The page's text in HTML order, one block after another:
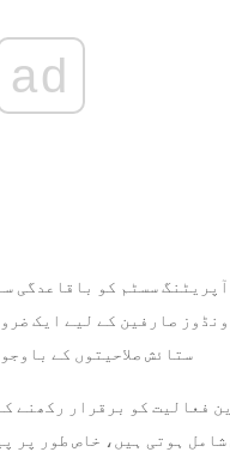
ad
سسٹم کو باقاعدگی
صارفین کے لیے ایک
ستائش صلاحیتوں کے
فعالیت کو برقرار رکھنے
ہوتی ہیں، خاص طور پر